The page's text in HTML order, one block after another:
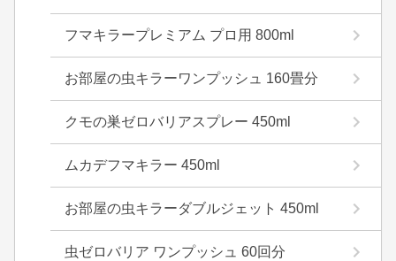
フマキラープレミアム プロ用 800ml
お部屋の虫キラーワンプッシュ 160畳分
クモの巣ゼロバリアスプレー 450ml
ムカデフマキラー 450ml
お部屋の虫キラーダブルジェット 450ml
虫ゼロバリア ワンプッシュ 60回分